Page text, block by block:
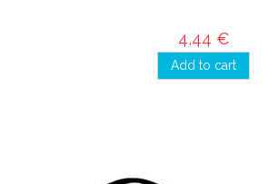
4,44 €
Add to cart